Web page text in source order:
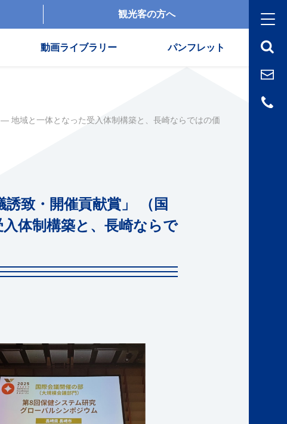
観光客の方へ
動画ライブラリー パンフレット
地域と一体となった受入体制構築と、長崎ならではの価
致・開催貢献賞」 （国
体制構築と、長崎ならで